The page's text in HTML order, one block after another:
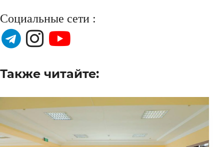
Социальные сети :
Также читайте: